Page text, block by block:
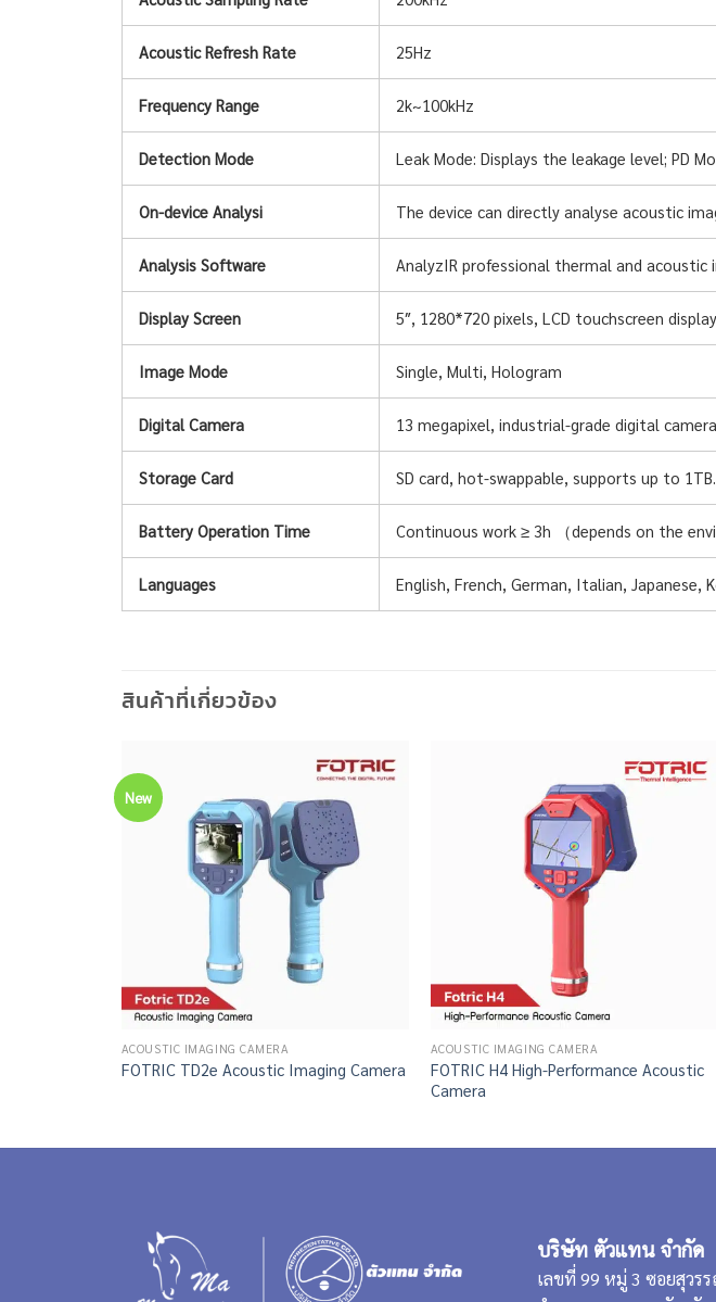
Acoustic Refresh Rate 25Hz
Frequency Range 2k~100kHz
Detection Mode Leak Mode: Displays the leakage level; PD
On-device Analysi The device can directly analyse acoustic
Analysis Software AnalyzIR professional thermal and acoustic
Display Screen 5″, 1280*720 pixels, LCD touchscreen
Image Mode Single, Multi, Hologram
Digital Camera 13 megapixel, industrial-grade digital camera.
Storage Card SD card, hot-swappable, supports up to 1TB.
Battery Operation Time Continuous work ≥ 3h （depends on the
Languages English, French, German, Italian, Japanese,
สินค้าที่เกี่ยวข้อง
New
ACOUSTIC IMAGING CAMERA
FOTRIC TD2e Acoustic Imaging Camera
ACOUSTIC IMAGING CAMERA
FOTRIC H4 High-Performance Acoustic
Camera
บริษัท ตัวแทน จำกัด
เลขที่ 99 หมู่ 3 ซอยสุว